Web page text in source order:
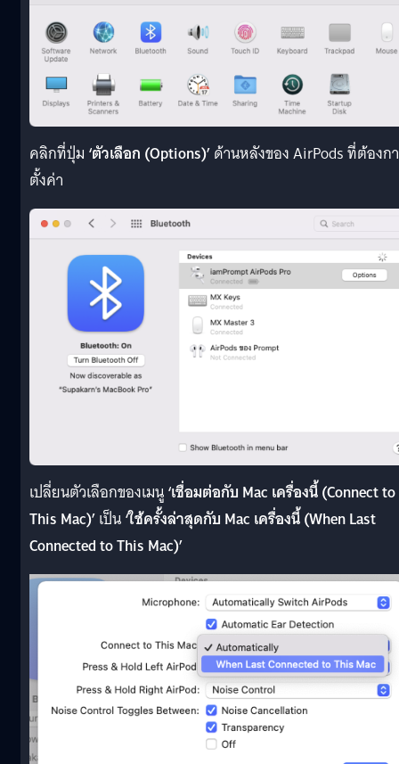
คลิกที่ปุ่ม ‘ตัวเลือก (Options)’ด้านหลังของ AirPods ที่ต้องก
ตั้งค่า
เปลี่ยนตัวเลือกของเมนู‘เชื่อมต่อกับ Mac เครื่องนี้ (Connect to
This Mac)’เป็น‘ใช้ครั้งล่าสุดกับ Mac เครื่องนี้ (When Last
Connected to This Mac)’